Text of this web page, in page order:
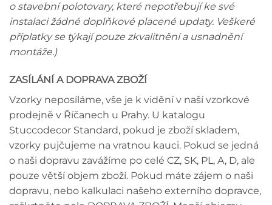
o stavební polotovary, které nepotřebují ke své
instalaci žádné doplňkové placené updaty. Veškeré
příplatky se týkají pouze zkvalitnění a usnadnění
montáže.)
ZASÍLÁNÍ A DOPRAVA ZBOŽÍ
Vzorky neposíláme, vše je k vidění v naší vzorkové
prodejně v Říčanech u Prahy. U katalogu
Stuccodecor Standard, pokud je zboží skladem,
vzorky pujčujeme na vratnou kauci. Pokud se jedná
o naši dopravu zavážíme po celé CZ, SK, PL, A, D, ale
pouze větší objem zboží. Pokud máte zájem o naši
dopravu, nebo kalkulaci našeho externího dopravce,